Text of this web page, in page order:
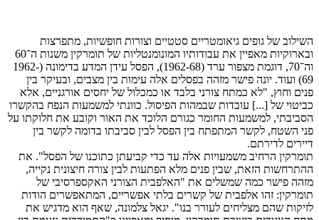
השילוב של גופים גיאומטריים סטטיים וצורות חופשיות, מתפרצות
ובארוקיות מאפיין את עבודותיו המונומנטליות של תומרקין משנות ה־60
וה־70, דוגמת מצפור ערד (1962-68), הפסל עידן המדע בדימונה (1962-
69) ועוד. יונה פישר מזהה בפסלים אלה עימות בין מצבים, ובעיקר בין
פנים וחוץ, "לא כמתח צורני בלבד או כמכלול של יחסים אורגניים, אלא
כביטוי של [...] עובדות שבמהות הפיסול. כוונתי למשמעות הנפח בהקשרו
הסביבתי, למשמעות החומר כגורם הלוכד את האור וקובע את חלוקתו על
פני השטח, לקשר המתפתח בין הפסל לבין סביבתו בדומה לקשר בין
דיירים לדירתם.
תומרקין הרחיב משמעויות אלה עד כדי קביעתן כתוכנו של הפסל". את
ההתרחשות הזאת, שבין פנים מלא הפתעות לבין צורה חיצונית נקייה,
מזהה פישר כמה שמשלים את "האלפבית הצורני האקספרסיבי של
תומרקין: זהו אלפבית של קשרים בלתי אפשריים, המתאפשרים הודות
לזיקות שהם מצליחים לעורר בנו". יגאל צלמונה, שאף הוא מדגיש את